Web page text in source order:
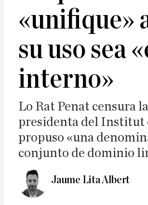
«unifique»
su uso sea
interno»
Lo Rat Penat censura
presidenta del Institut
propuso «una
conjunto de dominio
Jaume Lita Albert